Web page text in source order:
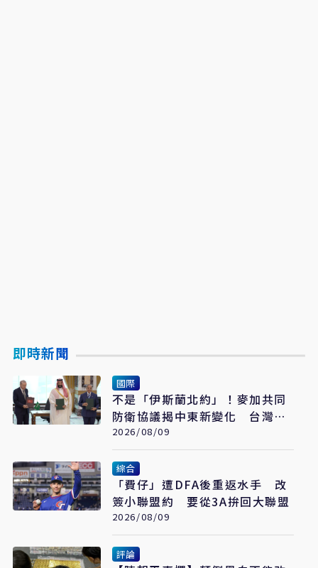
即時新聞
國際
不是「伊斯蘭北約」！麥加共同
防衛協議揭中東新變化 台灣該
看懂「多層次安全」
2026/08/09
綜合
「費仔」遭DFA後重返水手 改
簽小聯盟約 要從3A拚回大聯盟
2026/08/09
評論